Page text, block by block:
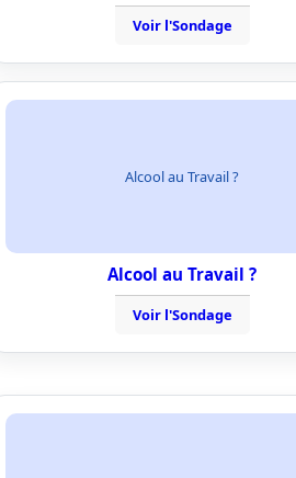
Voir l'Sondage
Alcool au Travail ?
Alcool au Travail ?
Voir l'Sondage